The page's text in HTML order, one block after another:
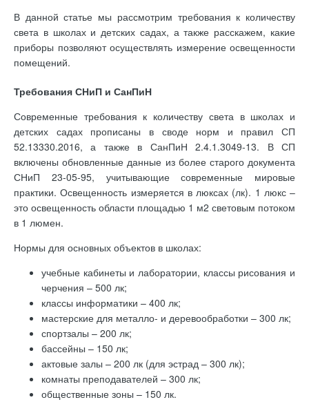
В данной статье мы рассмотрим требования к количеству
света в школах и детских садах, а также расскажем, какие
приборы позволяют осуществлять измерение освещенности
помещений.
Требования СНиП и СанПиН
Современные требования к количеству света в школах и
детских садах прописаны в своде норм и правил СП
52.13330.2016, а также в СанПиН 2.4.1.3049-13. В СП
включены обновленные данные из более старого документа
СНиП 23-05-95, учитывающие современные мировые
практики. Освещенность измеряется в люксах (лк). 1 люкс –
это освещенность области площадью 1 м2 световым потоком
в 1 люмен.
Нормы для основных объектов в школах:
учебные кабинеты и лаборатории, классы рисования и
черчения – 500 лк;
классы информатики – 400 лк;
мастерские для металло- и деревообработки – 300 лк;
спортзалы – 200 лк;
бассейны – 150 лк;
актовые залы – 200 лк (для эстрад – 300 лк);
комнаты преподавателей – 300 лк;
общественные зоны – 150 лк.